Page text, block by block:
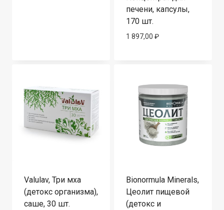
печени, капсулы,
170 шт.
1 897,00 ₽
Valulav, Три мха
(детокс организма),
саше, 30 шт.
Bionormula Minerals,
Цеолит пищевой
(детокс и